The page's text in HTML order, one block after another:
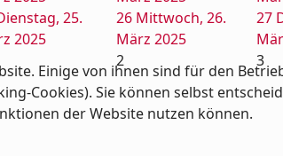
25.
2025
26 Mittwoch, 26.
März 2025
27
2 3
Einige von ihnen sind für den
Cookies). Sie können selbst
der Website nutzen können.